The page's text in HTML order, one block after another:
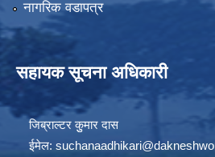
नागरिक वडापत्र
सहायक सूचना अधिकारी
जिब्राल्टर कुुमार दास
ईमेल: